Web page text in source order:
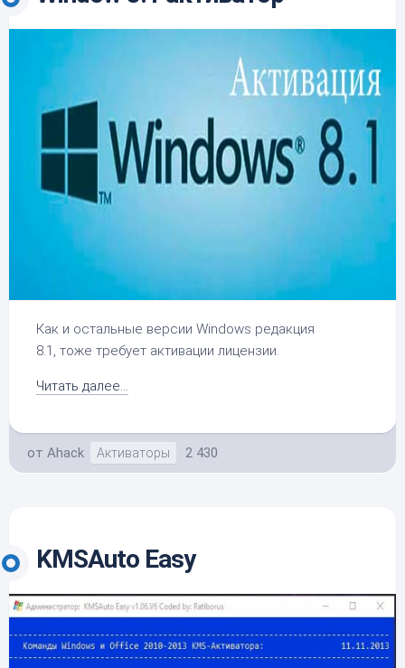
Как и остальные версии Windows редакция
8.1, тоже требует активации лицензии.
Читать далее...
от Ahack Активаторы 2 430
KMSAuto Easy